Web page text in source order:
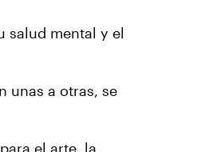
salud mental y el
unas a otras, se
el arte, la